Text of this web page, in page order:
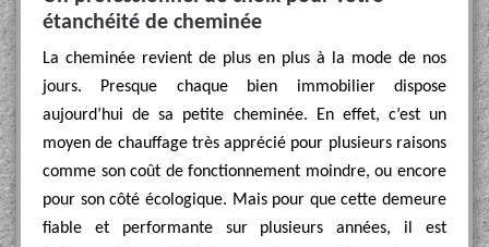
étanchéité de cheminée
La cheminée revient de plus en plus à la mode de nos
jours. Presque chaque bien immobilier dispose
aujourd’hui de sa petite cheminée. En effet, c’est un
moyen de chauffage très apprécié pour plusieurs raisons
comme son coût de fonctionnement moindre, ou encore
pour son côté écologique. Mais pour que cette demeure
fiable et performante sur plusieurs années, il est